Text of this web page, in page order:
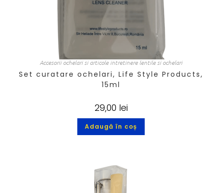
Accesorii ochelari si articole intretinere lentile si ochelari
Set curatare ochelari, Life Style Products,
15ml
29,00 lei
Adaugă în coș